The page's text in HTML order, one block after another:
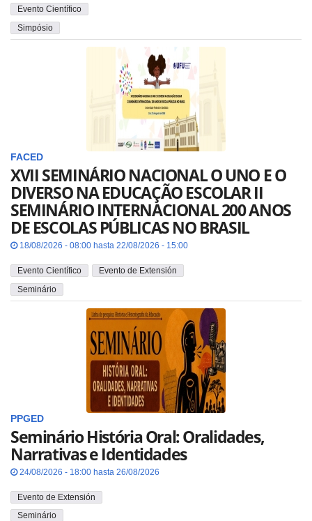
Evento Científico
Simpósio
FACED
XVII SEMINÁRIO NACIONAL O UNO E O
DIVERSO NA EDUCAÇÃO ESCOLAR II
SEMINÁRIO INTERNACIONAL 200 ANOS
DE ESCOLAS PÚBLICAS NO BRASIL
18/08/2026 - 08:00 hasta 22/08/2026 - 15:00
Evento Científico
Evento de Extensión
Seminário
PPGED
Seminário História Oral: Oralidades,
Narrativas e Identidades
24/08/2026 - 18:00 hasta 26/08/2026
Evento de Extensión
Seminário